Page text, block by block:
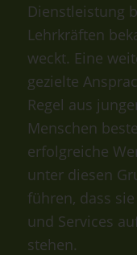
Dienstleistung
Lehrkräften
weckt. Eine
gezielte
Regel aus
Menschen
erfolgreiche
unter diesen
führen, dass
und Services
stehen.